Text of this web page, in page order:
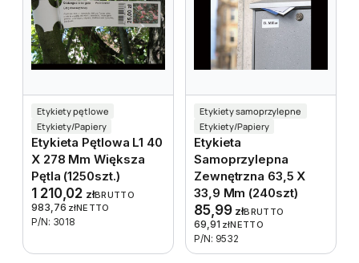
Etykiety pętlowe
Etykiety/Papiery
Etykieta Pętlowa L1 40
X 278 Mm Większa
Pętla (1250szt.)
1 210,02 złBRUTTO
983,76 złNETTO
P/N: 3018
Etykiety samoprzylepne
Etykiety/Papiery
Etykieta
Samoprzylepna
Zewnętrzna 63,5 X
33,9 Mm (240szt)
85,99 złBRUTTO
69,91 złNETTO
P/N: 9532